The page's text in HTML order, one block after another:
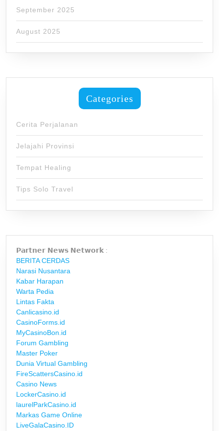
September 2025
August 2025
Categories
Cerita Perjalanan
Jelajahi Provinsi
Tempat Healing
Tips Solo Travel
𝗣𝗮𝗿𝘁𝗻𝗲𝗿 𝗡𝗲𝘄𝘀 𝗡𝗲𝘁𝘄𝗼𝗿𝗸 :
BERITA CERDAS
Narasi Nusantara
Kabar Harapan
Warta Pedia
Lintas Fakta
Canlicasino.id
CasinoForms.id
MyCasinoBon.id
Forum Gambling
Master Poker
Dunia Virtual Gambling
FireScattersCasino.id
Casino News
LockerCasino.id
laurelParkCasino.id
Markas Game Online
LiveGalaCasino.ID